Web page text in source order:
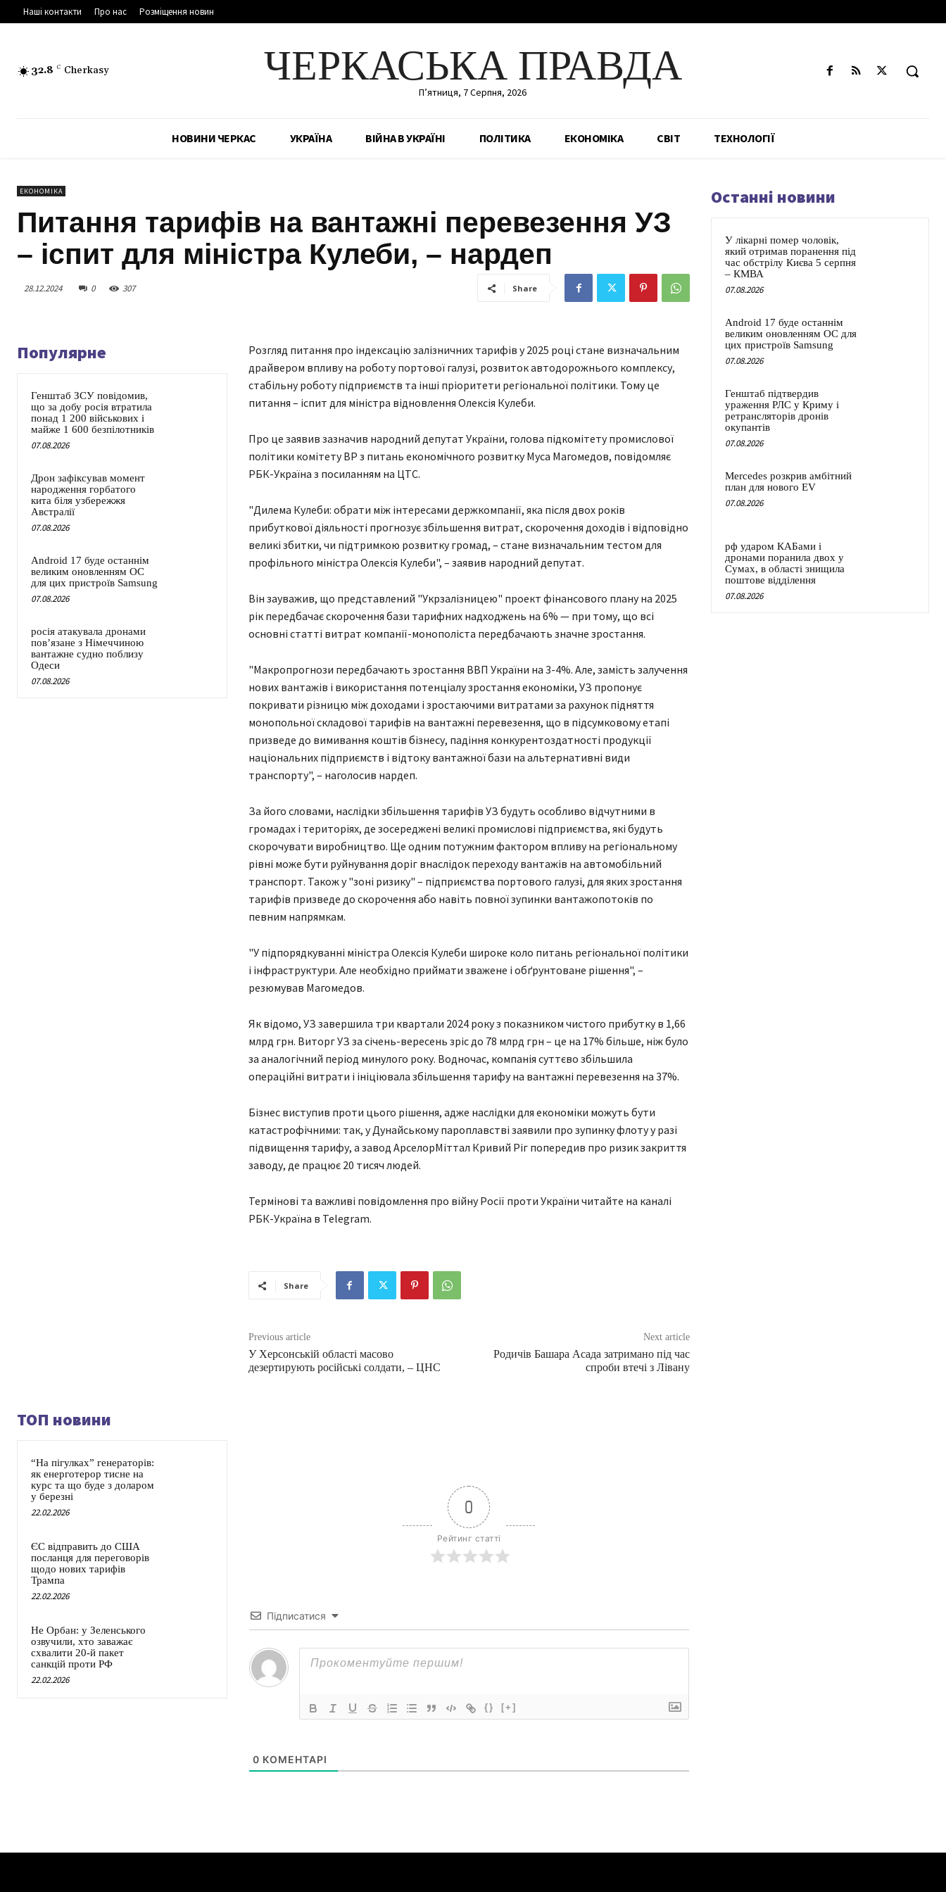
Наші контакти Про нас Розміщення новин
32.8 C Cherkasy ЧЕРКАСЬКА ПРАВДА
П’ятниця, 7 Серпня, 2026
НОВИНИ ЧЕРКАС УКРАЇНА ВІЙНА В УКРАЇНІ ПОЛІТИКА ЕКОНОМІКА СВІТ ТЕХНОЛОГІЇ
ЕКОНОМІКА
Питання тарифів на вантажні перевезення УЗ
– іспит для міністра Кулеби, – нардеп
28.12.2024 0 307 Share
Популярне
Генштаб ЗСУ повідомив,
що за добу росія втратила
понад 1 200 військових і
майже 1 600 безпілотників
07.08.2026
Дрон зафіксував момент
народження горбатого
кита біля узбережжя
Австралії
07.08.2026
Android 17 буде останнім
великим оновленням ОС
для цих пристроїв Samsung
07.08.2026
росія атакувала дронами
пов’язане з Німеччиною
вантажне судно поблизу
Одеси
07.08.2026
Розгляд питання про індексацію залізничних тарифів у 2025 році стане визначальним
драйвером впливу на роботу портової галузі, розвиток автодорожнього комплексу,
стабільну роботу підприємств та інші пріоритети регіональної політики. Тому це
питання – іспит для міністра відновлення Олексія Кулеби.
Про це заявив зазначив народний депутат України, голова підкомітету промислової
політики комітету ВР з питань економічного розвитку Муса Магомедов, повідомляє
РБК-Україна з посиланням на ЦТС.
"Дилема Кулеби: обрати між інтересами держкомпанії, яка після двох років
прибуткової діяльності прогнозує збільшення витрат, скорочення доходів і відповідно
великі збитки, чи підтримкою розвитку громад, – стане визначальним тестом для
профільного міністра Олексія Кулеби", – заявив народний депутат.
Він зауважив, що представлений "Укрзалізницею" проект фінансового плану на 2025
рік передбачає скорочення бази тарифних надходжень на 6% — при тому, що всі
основні статті витрат компанії-монополіста передбачають значне зростання.
"Макропрогнози передбачають зростання ВВП України на 3-4%. Але, замість залучення
нових вантажів і використання потенціалу зростання економіки, УЗ пропонує
покривати різницю між доходами і зростаючими витратами за рахунок підняття
монопольної складової тарифів на вантажні перевезення, що в підсумковому етапі
призведе до вимивання коштів бізнесу, падіння конкурентоздатності продукції
національних підприємств і відтоку вантажної бази на альтернативні види
транспорту", – наголосив нардеп.
За його словами, наслідки збільшення тарифів УЗ будуть особливо відчутними в
громадах і територіях, де зосереджені великі промислові підприємства, які будуть
скорочувати виробництво. Ще одним потужним фактором впливу на регіональному
рівні може бути руйнування доріг внаслідок переходу вантажів на автомобільний
транспорт. Також у "зоні ризику" – підприємства портового галузі, для яких зростання
тарифів призведе до скорочення або навіть повної зупинки вантажопотоків по
певним напрямкам.
"У підпорядкуванні міністра Олексія Кулеби широке коло питань регіональної політики
і інфраструктури. Але необхідно приймати зважене і обґрунтоване рішення", –
резюмував Магомедов.
Як відомо, УЗ завершила три квартали 2024 року з показником чистого прибутку в 1,66
млрд грн. Виторг УЗ за січень-вересень зріс до 78 млрд грн – це на 17% більше, ніж було
за аналогічний період минулого року. Водночас, компанія суттєво збільшила
операційні витрати і ініціювала збільшення тарифу на вантажні перевезення на 37%.
Бізнес виступив проти цього рішення, адже наслідки для економіки можуть бути
катастрофічними: так, у Дунайському пароплавстві заявили про зупинку флоту у разі
підвищення тарифу, а завод АрселорМіттал Кривий Ріг попередив про ризик закриття
заводу, де працює 20 тисяч людей.
Термінові та важливі повідомлення про війну Росії проти України читайте на каналі
РБК-Україна в Telegram.
Share
Previous article
У Херсонській області масово
дезертирують російські солдати, – ЦНС
Next article
Родичів Башара Асада затримано під час
спроби втечі з Лівану
ТОП новини
“На пігулках” генераторів:
як енерготерор тисне на
курс та що буде з доларом
у березні
22.02.2026
ЄС відправить до США
посланця для переговорів
щодо нових тарифів
Трампа
22.02.2026
Не Орбан: у Зеленського
озвучили, хто заважає
схвалити 20-й пакет
санкцій проти РФ
22.02.2026
0
Рейтинг статті
Підписатися
{} [+]
0 КОМЕНТАРІ
Останні новини
У лікарні помер чоловік,
який отримав поранення під
час обстрілу Києва 5 серпня
– КМВА
07.08.2026
Android 17 буде останнім
великим оновленням ОС для
цих пристроїв Samsung
07.08.2026
Генштаб підтвердив
ураження РЛС у Криму і
ретрансляторів дронів
окупантів
07.08.2026
Mercedes розкрив амбітний
план для нового EV
07.08.2026
рф ударом КАБами і
дронами поранила двох у
Сумах, в області знищила
поштове відділення
07.08.2026